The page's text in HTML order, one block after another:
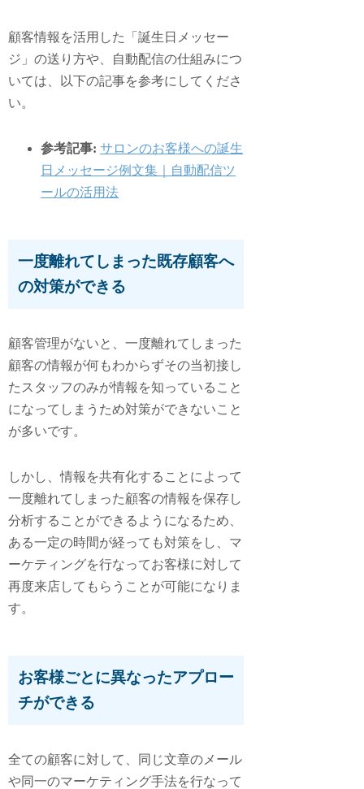
顧客情報を活用した「誕生日メッセー
ジ」の送り方や、自動配信の仕組みにつ
いては、以下の記事を参考にしてくださ
い。
参考記事: サロンのお客様への誕生
日メッセージ例文集｜自動配信ツ
ールの活用法
一度離れてしまった既存顧客へ
の対策ができる
顧客管理がないと、一度離れてしまった
顧客の情報が何もわからずその当初接し
たスタッフのみが情報を知っていること
になってしまうため対策ができないこと
が多いです。
しかし、情報を共有化することによって
一度離れてしまった顧客の情報を保存し
分析することができるようになるため、
ある一定の時間が経っても対策をし、マ
ーケティングを行なってお客様に対して
再度来店してもらうことが可能になりま
す。
お客様ごとに異なったアプロー
チができる
全ての顧客に対して、同じ文章のメール
や同一のマーケティング手法を行なって